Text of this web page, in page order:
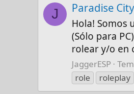
J Paradise City
Hola! Somos
(Sólo para
rolear y/o en
JaggerESP
role
roleplay